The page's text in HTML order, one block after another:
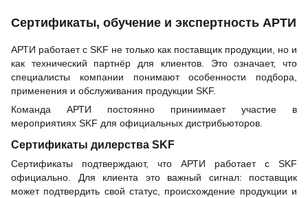
Сертификаты, обучение и экспертность АРТИ
АРТИ работает с SKF не только как поставщик продукции, но и
как технический партнёр для клиентов. Это означает, что
специалисты компании понимают особенности подбора,
применения и обслуживания продукции SKF.
Команда АРТИ постоянно приниимает участие в
мероприятиях SKF для официальных дистрибьюторов.
Сертификаты дилерства SKF
Сертификаты подтверждают, что АРТИ работает с SKF
официально. Для клиента это важный сигнал: поставщик
может подтвердить свой статус, происхождение продукции и